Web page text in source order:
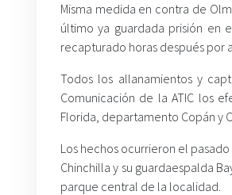
Misma medida en contra de
último ya guardada prisión en
recapturado horas después por
Todos los allanamientos y
Comunicación de la ATIC los
Florida, departamento Copán
Los hechos ocurrieron el
Chinchilla y su guardaespalda
parque central de la localidad.